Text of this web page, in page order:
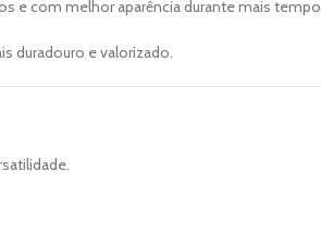
e com melhor aparência durante mais tempo.
duradouro e valorizado.